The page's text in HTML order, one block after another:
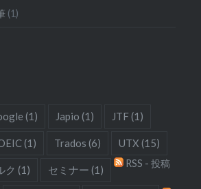
(1)
(1) Japio (1) JTF(1)
(1) Trados (6) UTX (15)
ク (1) セミナー (1)
RSS - 投稿